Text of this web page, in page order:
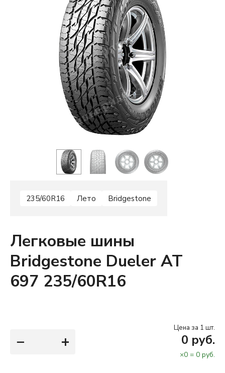
235/60R16 Лето Bridgestone
Легковые шины
Bridgestone Dueler AT
697 235/60R16
− +
Цена за 1 шт.
0 руб.
×0 = 0 руб.